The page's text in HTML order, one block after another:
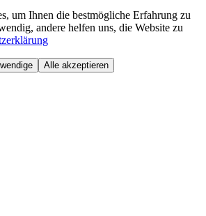
um Ihnen die bestmögliche Erfahrung zu
andere helfen uns, die Website zu
Alle akzeptieren